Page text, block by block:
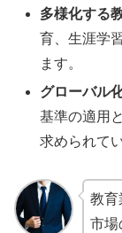
多様化する
育、生涯学
ます。
グローバル
基準の適用
求められて
教育
市場